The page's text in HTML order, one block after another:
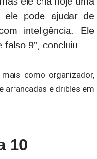
ele pode ajudar de
inteligência. Ele
9”, concluiu.
como organizador,
arrancadas e dribles em
10